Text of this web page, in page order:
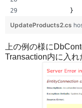
            }
UpdateProducts2.cs
上の例の様に
Transaction内に入れ